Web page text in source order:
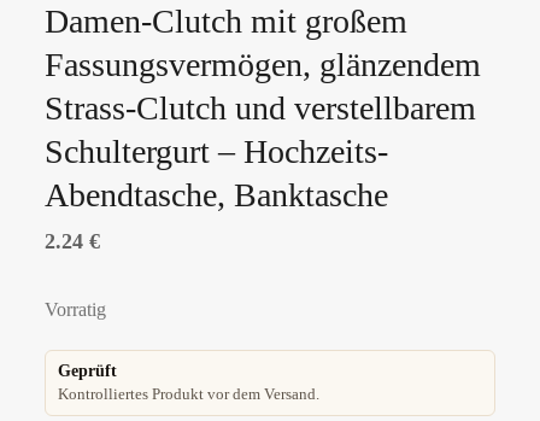
Damen-Clutch mit großem
Fassungsvermögen, glänzendem
Strass-Clutch und verstellbarem
Schultergurt – Hochzeits-
Abendtasche, Banktasche
2.24 €
Vorratig
Geprüft
Kontrolliertes Produkt vor dem Versand.